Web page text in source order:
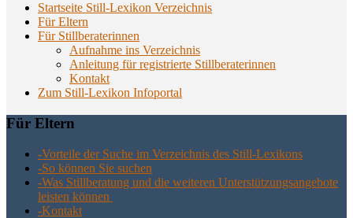
Startseite Still-Lexikon Verzeichnis
Für Eltern
Für Stillberaterinnen
Aufnahme ins Verzeichnis
Anlei­tung für regis­trier­te Stillberaterinnen
Kon­takt
Zum Still-Lexikon Infoportal
Für Eltern
-Vor­tei­le der Suche im Ver­zeich­nis des Still-Lexikons
-So kön­nen Sie suchen
-Was Still­be­ra­tung und die wei­te­ren Unter­stüt­zungs­an­ge­bo­te
leis­ten können
-Kon­takt